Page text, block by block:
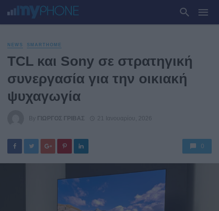
NEWS SMARTHOME
TCL και Sony σε στρατηγική
συνεργασία για την οικιακή
ψυχαγωγία
By ΓΙΏΡΓΟΣ ΓΡΊΒΑΣ 21 Ιανουαρίου, 2026
0